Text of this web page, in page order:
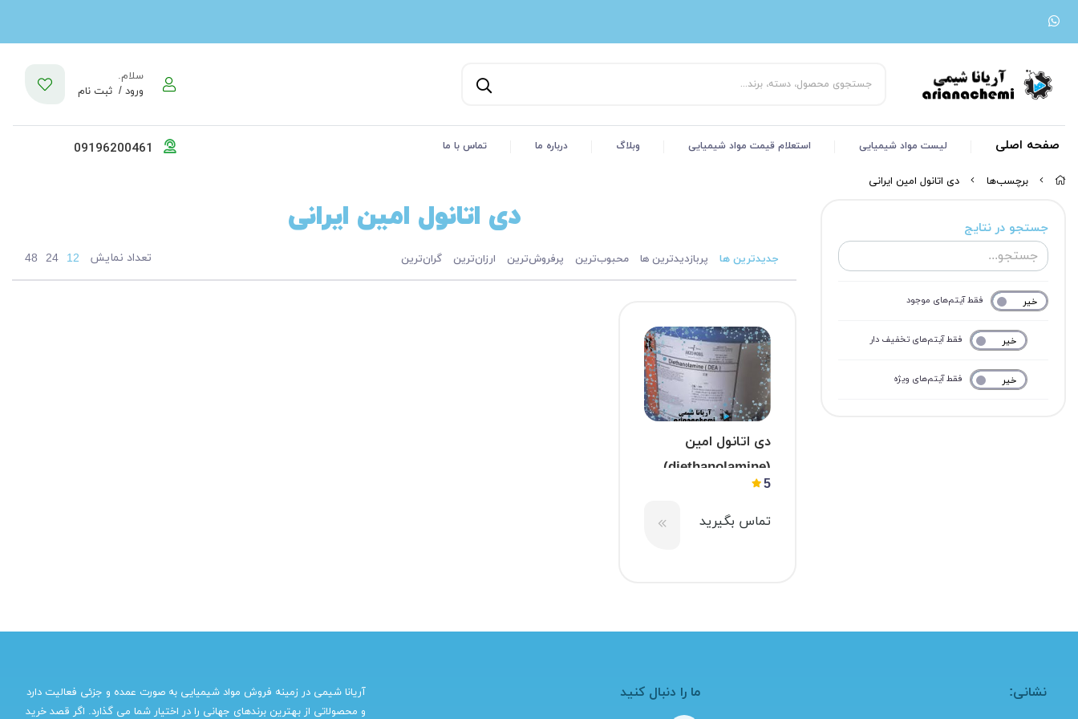
سلام.
ورود / ثبت نام
صفحه اصلی لیست مواد شیمیایی استعلام قیمت مواد شیمیایی وبلاگ درباره ما تماس با ما
برچسب‌ها دی اتانول امین ایرانی
جستجو در نتایج
بله خیر فقط آیتم‌های موجود
بله خیر فقط آیتم‌های تخفیف دار
بله خیر فقط آیتم‌های ویژه
دی اتانول امین ایرانی
جدیدترین ها پربازدیدترین ها محبوب‌‌ترین پرفروش‌ترین ارزان‌ترین گران‌ترین تعداد نمایش 12
24
48
دی اتانول امین
(diethanolamine)
5
تماس بگیرید
نشانی: ما را دنبال کنید
آریانا شیمی در زمینه فروش مواد شیمیایی به صورت عمده و جزئی فعالیت دارد
و محصولاتی از بهترین برندهای جهانی را در اختیار شما می گذارد. اگر قصد خرید